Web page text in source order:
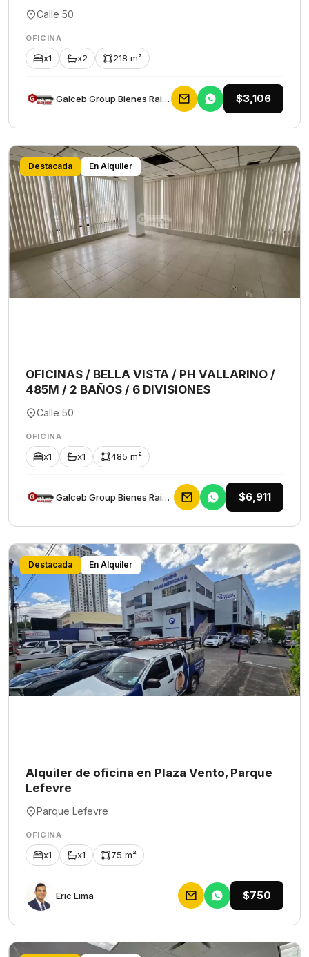
Calle 50
OFICINA
x1 x2 218 m²
Galceb Group Bienes Raices $3,106
Destacada En Alquiler
OFICINAS / BELLA VISTA / PH VALLARINO /
485M / 2 BAÑOS / 6 DIVISIONES
Calle 50
OFICINA
x1 x1 485 m²
Galceb Group Bienes Raices $6,911
Destacada En Alquiler
Alquiler de oficina en Plaza Vento, Parque
Lefevre
Parque Lefevre
OFICINA
x1 x1 75 m²
Eric Lima $750